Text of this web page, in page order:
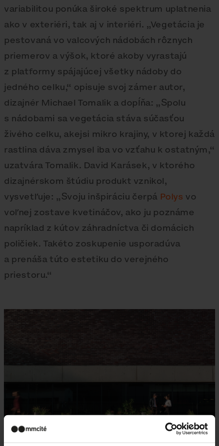
variabilitou ponúka široké spektrum uplatnenia
ako v exteriéri, tak aj v interiéri. „Vegetácia je
pestovaná vo valcových nádobách rôznych
priemerov a výšok, ktoré akoby vyrastajú
z platformy spájajúcej všetky nádoby do
jedného celku,“ opisuje svoj zámer autor,
dizajnér Michael Tomalik a dopĺňa: „Spolu
s nádobami sa vegetácia stáva súčasťou
živého celku, akejsi mikro krajiny, v ktorej každá
rastlina dáva zmysel iba vo vzťahu k ostatným,“
uzatvára Tomalik. David Karásek, v ktorého
dizajnérskom štúdiu produkt vznikol,
vysvetľuje: „Svoju inšpiráciu čerpá Polys vo
voľnej zostave kvetináčov, ako ju poznáme
napríklad z kútov záhradníctva či domácich
poličiek. Takéto zoskupenie usporadúva
a prenáša túto estetiku do verejného
priestoru.“